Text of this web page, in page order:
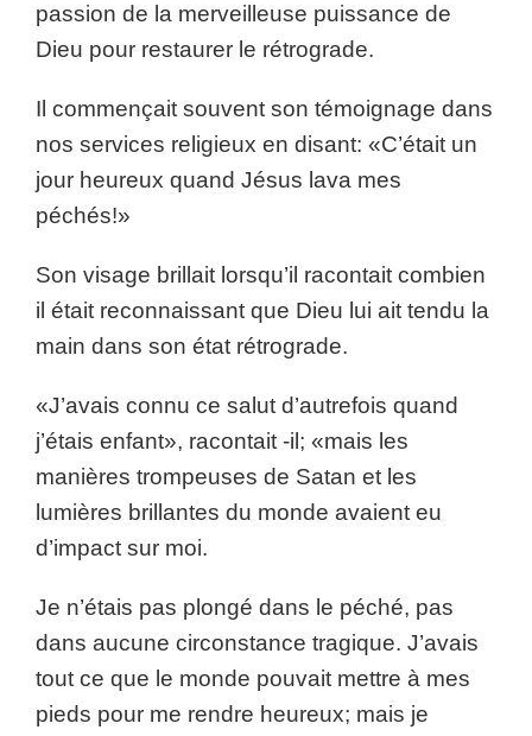
passion de la merveilleuse puissance de
Dieu pour restaurer le rétrograde.
Il commençait souvent son témoignage dans
nos services religieux en disant: «C’était un
jour heureux quand Jésus lava mes
péchés!»
Son visage brillait lorsqu’il racontait combien
il était reconnaissant que Dieu lui ait tendu la
main dans son état rétrograde.
«J’avais connu ce salut d’autrefois quand
j’étais enfant», racontait -il; «mais les
manières trompeuses de Satan et les
lumières brillantes du monde avaient eu
d’impact sur moi.
Je n’étais pas plongé dans le péché, pas
dans aucune circonstance tragique. J’avais
tout ce que le monde pouvait mettre à mes
pieds pour me rendre heureux; mais je